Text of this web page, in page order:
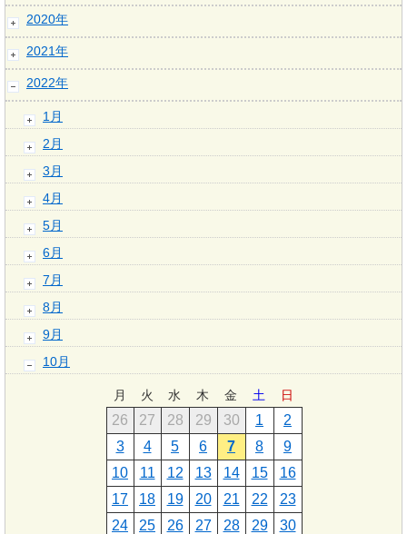
2020年
2021年
2022年
1月
2月
3月
4月
5月
6月
7月
8月
9月
10月
月 火 水 木 金 土 日
26 27 28 29 30 1
2
3
4 5 6 7 8
9
10
11 12 13 14 15
16
17
18 19 20 21 22
23
24
25 26 27 28 29
30